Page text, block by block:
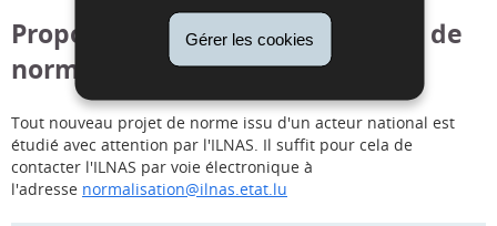
Gérer les cookies
Proposition de nouveaux projets de
normes
Tout nouveau projet de norme issu d'un acteur national est
étudié avec attention par l'ILNAS. Il suffit pour cela de
contacter l'ILNAS par voie électronique à
l'adresse normalisation@ilnas.etat.lu